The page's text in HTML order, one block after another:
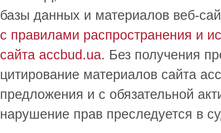
базы данных и материалов веб-
с правилами распространения и
сайта accbud.ua. Без получения
цитирование материалов сайта
предложения и с обязательной
нарушение прав преследуется в